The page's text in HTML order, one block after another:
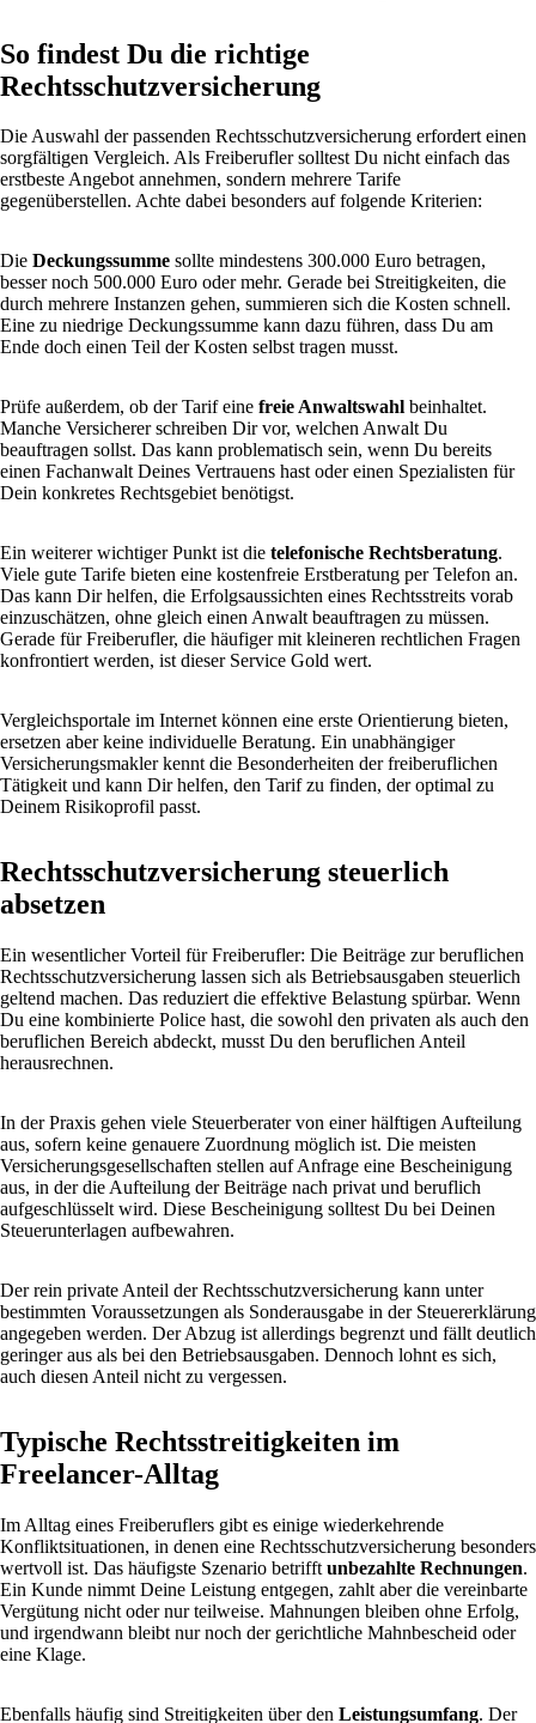
So findest Du die richtige
Rechtsschutzversicherung
Die Auswahl der passenden Rechtsschutzversicherung erfordert einen
sorgfältigen Vergleich. Als Freiberufler solltest Du nicht einfach das
erstbeste Angebot annehmen, sondern mehrere Tarife
gegenüberstellen. Achte dabei besonders auf folgende Kriterien:
Die Deckungssumme sollte mindestens 300.000 Euro betragen,
besser noch 500.000 Euro oder mehr. Gerade bei Streitigkeiten, die
durch mehrere Instanzen gehen, summieren sich die Kosten schnell.
Eine zu niedrige Deckungssumme kann dazu führen, dass Du am
Ende doch einen Teil der Kosten selbst tragen musst.
Prüfe außerdem, ob der Tarif eine freie Anwaltswahl beinhaltet.
Manche Versicherer schreiben Dir vor, welchen Anwalt Du
beauftragen sollst. Das kann problematisch sein, wenn Du bereits
einen Fachanwalt Deines Vertrauens hast oder einen Spezialisten für
Dein konkretes Rechtsgebiet benötigst.
Ein weiterer wichtiger Punkt ist die telefonische Rechtsberatung.
Viele gute Tarife bieten eine kostenfreie Erstberatung per Telefon an.
Das kann Dir helfen, die Erfolgsaussichten eines Rechtsstreits vorab
einzuschätzen, ohne gleich einen Anwalt beauftragen zu müssen.
Gerade für Freiberufler, die häufiger mit kleineren rechtlichen Fragen
konfrontiert werden, ist dieser Service Gold wert.
Vergleichsportale im Internet können eine erste Orientierung bieten,
ersetzen aber keine individuelle Beratung. Ein unabhängiger
Versicherungsmakler kennt die Besonderheiten der freiberuflichen
Tätigkeit und kann Dir helfen, den Tarif zu finden, der optimal zu
Deinem Risikoprofil passt.
Rechtsschutzversicherung steuerlich
absetzen
Ein wesentlicher Vorteil für Freiberufler: Die Beiträge zur beruflichen
Rechtsschutzversicherung lassen sich als Betriebsausgaben steuerlich
geltend machen. Das reduziert die effektive Belastung spürbar. Wenn
Du eine kombinierte Police hast, die sowohl den privaten als auch den
beruflichen Bereich abdeckt, musst Du den beruflichen Anteil
herausrechnen.
In der Praxis gehen viele Steuerberater von einer hälftigen Aufteilung
aus, sofern keine genauere Zuordnung möglich ist. Die meisten
Versicherungsgesellschaften stellen auf Anfrage eine Bescheinigung
aus, in der die Aufteilung der Beiträge nach privat und beruflich
aufgeschlüsselt wird. Diese Bescheinigung solltest Du bei Deinen
Steuerunterlagen aufbewahren.
Der rein private Anteil der Rechtsschutzversicherung kann unter
bestimmten Voraussetzungen als Sonderausgabe in der Steuererklärung
angegeben werden. Der Abzug ist allerdings begrenzt und fällt deutlich
geringer aus als bei den Betriebsausgaben. Dennoch lohnt es sich,
auch diesen Anteil nicht zu vergessen.
Typische Rechtsstreitigkeiten im
Freelancer-Alltag
Im Alltag eines Freiberuflers gibt es einige wiederkehrende
Konfliktsituationen, in denen eine Rechtsschutzversicherung besonders
wertvoll ist. Das häufigste Szenario betrifft unbezahlte Rechnungen.
Ein Kunde nimmt Deine Leistung entgegen, zahlt aber die vereinbarte
Vergütung nicht oder nur teilweise. Mahnungen bleiben ohne Erfolg,
und irgendwann bleibt nur noch der gerichtliche Mahnbescheid oder
eine Klage.
Ebenfalls häufig sind Streitigkeiten über den Leistungsumfang. Der